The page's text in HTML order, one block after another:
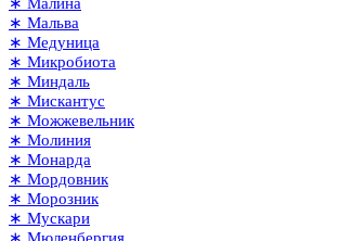
∗ Мальва
∗ Медуница
∗ Микробиота
∗ Миндаль
∗ Мискантус
∗ Можжевельник
∗ Молиния
∗ Монарда
∗ Мордовник
∗ Морозник
∗ Мускари